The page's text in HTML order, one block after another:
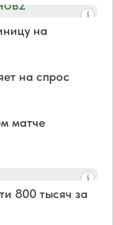
на
на спрос
матче
800 тысяч за